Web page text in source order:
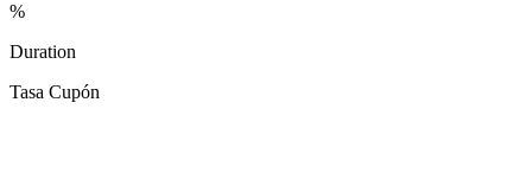
%
Duration
Tasa Cupón